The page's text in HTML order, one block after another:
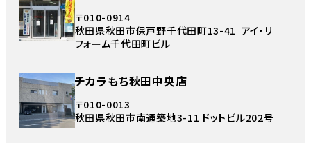
〒010-0914
秋田県秋田市保戸野千代田町13-41 アイ・リ
フォーム千代田町ビル
チカラもち秋田中央店
〒010-0013
秋田県秋田市南通築地3-11 ドットビル202号